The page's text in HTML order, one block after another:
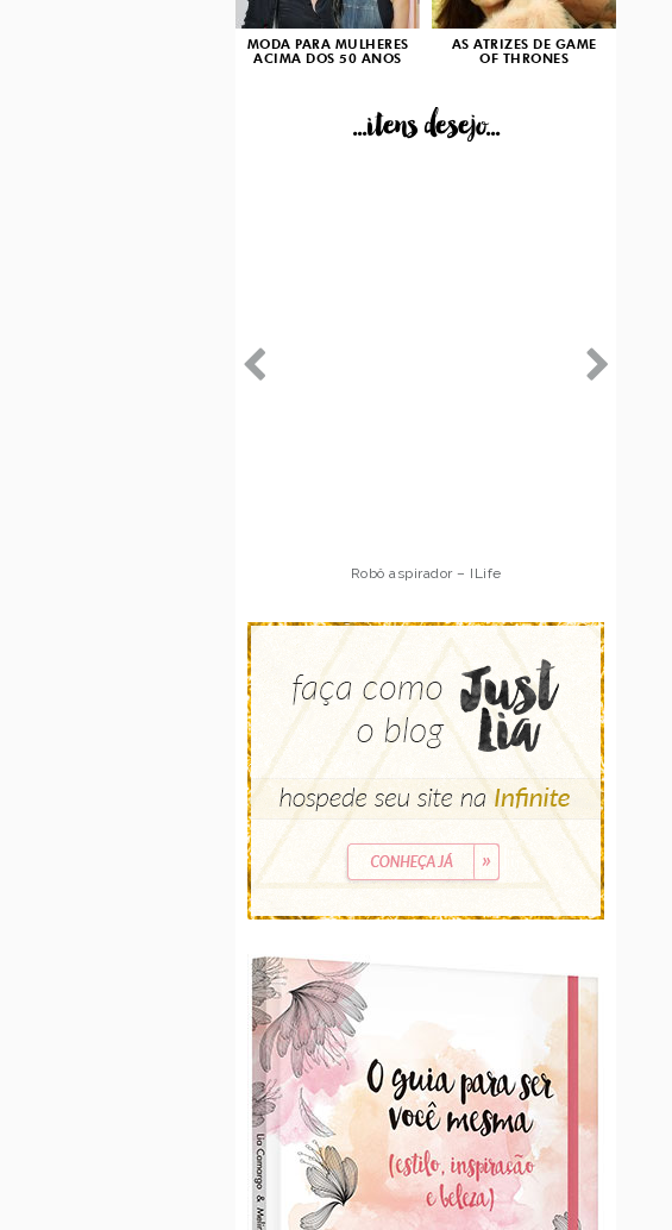
MODA PARA MULHERES
ACIMA DOS 50 ANOS
AS ATRIZES DE GAME
OF THRONES
...itens desejo...
Robô aspirador – ILife